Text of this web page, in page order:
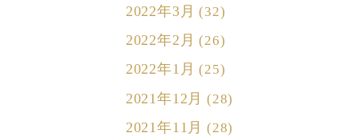
2022年3月 (32)
2022年2月 (26)
2022年1月 (25)
2021年12月 (28)
2021年11月 (28)